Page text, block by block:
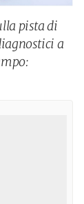
pista di
a